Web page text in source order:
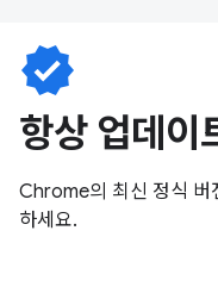
verified
항상 업데이
Chrome의 최신 정식 버
하세요.